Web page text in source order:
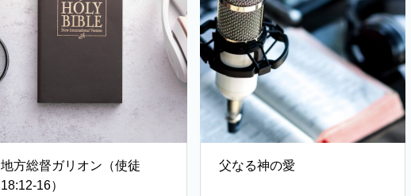
地方総督ガリオン（使徒
18:12-16）
父なる神の愛